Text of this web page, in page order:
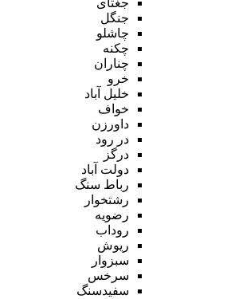
جنگل
چاشلو
چکنه
چناران
خرو
خلیل آباد
خواف
داورزن
در رود
درگز
دولت آباد
رباط سنگ
رشتخوار
رضویه
روداب
ریوش
سبزوار
سرخس
سفیدسنگ